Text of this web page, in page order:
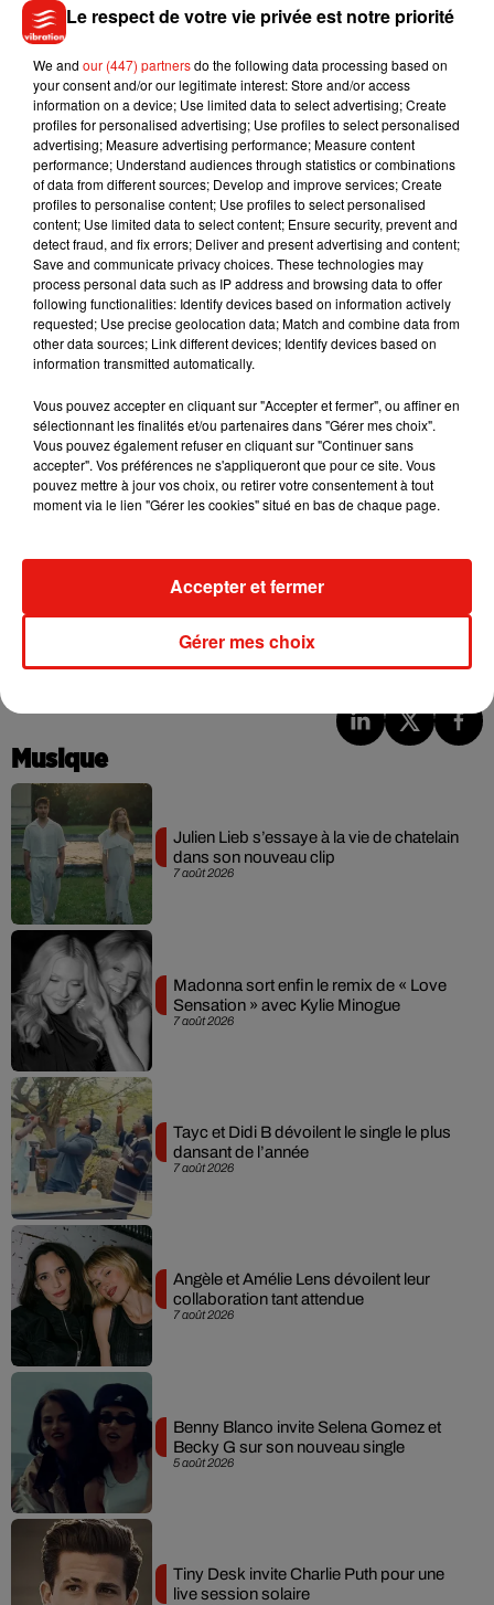
situation de handicap, personnes détenues, personnes
vivant dans des zones à faible densité de population et des
personnes isolées socialement ou en situation de
précarité...)".
Dans un deuxième temps, "la HAS recommande d'élargir la
prescription des vaccins contre le SARS-CoV-2 à l'ensemble
des infirmiers (en centres de vaccination et en ville), dès lors
que la vaccination s'étendra à la population générale et que
la couverture des personnes les plus âgées et les plus
vulnérables sera suffisamment avancée".
Le but de tous ces élargissements est "l'augmentation
rapide de la couverture vaccinale", jugée nécessaire à cause
de la "diffusion rapide de nouveaux variants", souligne la
HAS dans son avis.
En outre, elle prévoit des "approvisionnements
conséquents en vaccins à partir du mois d'avril", ce qui
Musique
7 août 2026
Julien Lieb s’essaye à la vie de chatelain
dans son nouveau clip
7 août 2026
Madonna sort enfin le remix de « Love
Sensation » avec Kylie Minogue
7 août 2026
Tayc et Didi B dévoilent le single le plus
dansant de l’année
7 août 2026
Angèle et Amélie Lens dévoilent leur
collaboration tant attendue
5 août 2026
Benny Blanco invite Selena Gomez et
Becky G sur son nouveau single
Tiny Desk invite Charlie Puth pour une
live session solaire
Le respect de votre vie privée est notre priorité
We and our (447) partnersdo the following data processing based on
your consent and/or our legitimate interest: Store and/or access
information on a device; Use limited data to select advertising; Create
profiles for personalised advertising; Use profiles to select personalised
advertising; Measure advertising performance; Measure content
performance; Understand audiences through statistics or combinations
of data from different sources; Develop and improve services; Create
profiles to personalise content; Use profiles to select personalised
content; Use limited data to select content; Ensure security, prevent and
detect fraud, and fix errors; Deliver and present advertising and content;
Save and communicate privacy choices. These technologies may
process personal data such as IP address and browsing data to offer
following functionalities: Identify devices based on information actively
requested; Use precise geolocation data; Match and combine data from
other data sources; Link different devices; Identify devices based on
information transmitted automatically.
Vous pouvez accepter en cliquant sur "Accepter et fermer", ou affiner en
sélectionnant les finalités et/ou partenaires dans "Gérer mes choix".
Vous pouvez également refuser en cliquant sur "Continuer sans
accepter". Vos préférences ne s'appliqueront que pour ce site. Vous
pouvez mettre à jour vos choix, ou retirer votre consentement à tout
moment via le lien "Gérer les cookies" situé en bas de chaque page.
Gérer mes choix
Accepter et fermer